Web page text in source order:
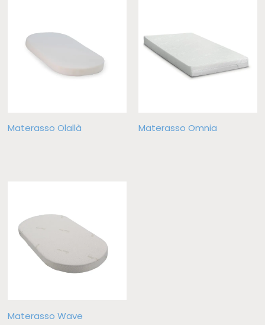
Materasso Olallà Materasso Omnia
Materasso Wave